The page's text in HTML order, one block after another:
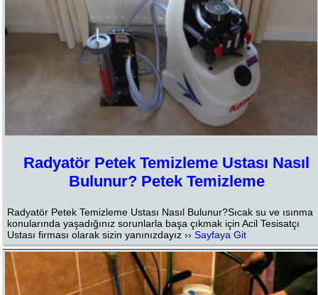
Radyatör Petek Temizleme Ustası Nasıl
Bulunur? Petek Temizleme
Radyatör Petek Temizleme Ustası Nasıl Bulunur?Sıcak su ve ısınma
konularında yaşadığınız sorunlarla başa çıkmak için Acil Tesisatçı
Ustası firması olarak sizin yanınızdayız ››Sayfaya Git